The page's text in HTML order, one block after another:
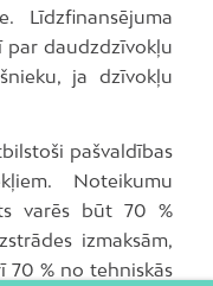
Līdzfinansējuma
par daudzdzīvokļu
ja dzīvokļu
pašvaldības
Noteikumu
varēs būt 70 %
izmaksām,
70 % no tehniskās